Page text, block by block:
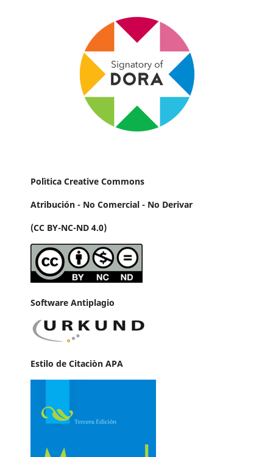
Polìtica Creative Commons
Atribución - No Comercial - No Derivar
(CC BY-NC-ND 4.0)
Software Antiplagio
Estilo de Citaciòn APA